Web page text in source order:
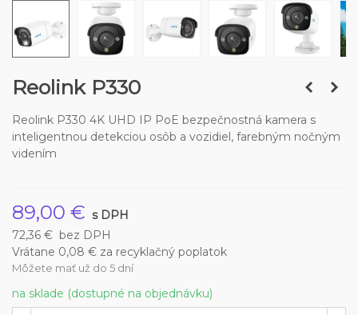
Reolink P330
Reolink P330 4K UHD IP PoE bezpečnostná kamera s
inteligentnou detekciou osôb a vozidiel, farebným nočným
videním
89,00 € s DPH
72,36 € bez DPH
Vrátane 0,08 € za recyklačný poplatok
Môžete mať už do 5 dní
na sklade (dostupné na objednávku)